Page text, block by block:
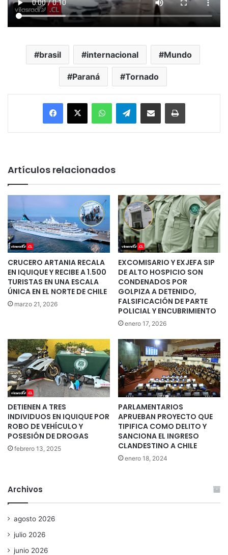
brasil internacional Mundo
Paraná Tornado
Facebook
X WhatsAppTelegramEnviar vía email Imprimir
Artículos relacionados
CRUCERO ARTANIA RECALA
EN IQUIQUE Y RECIBE A 1.500
TURISTAS EN UNA ESCALA
ÚNICA EN EL NORTE DE CHILE
marzo 21, 2026
EXCOMISARIO Y EXJEFA SIP
DE ALTO HOSPICIO SON
CONDENADOS POR
GOLPIZA A DETENIDO,
FALSIFICACIÓN DE PARTE
POLICIAL Y ENCUBRIMIENTO
enero 17, 2026
DETIENEN A TRES
INDIVIDUOS EN IQUIQUE POR
ROBO DE VEHÍCULO Y
POSESIÓN DE DROGAS
febrero 13, 2025
PARLAMENTARIOS
APRUEBAN PROYECTO QUE
TIPIFICA COMO DELITO Y
SANCIONA EL INGRESO
CLANDESTINO A CHILE
enero 18, 2024
Archivos
agosto 2026
julio 2026
junio 2026